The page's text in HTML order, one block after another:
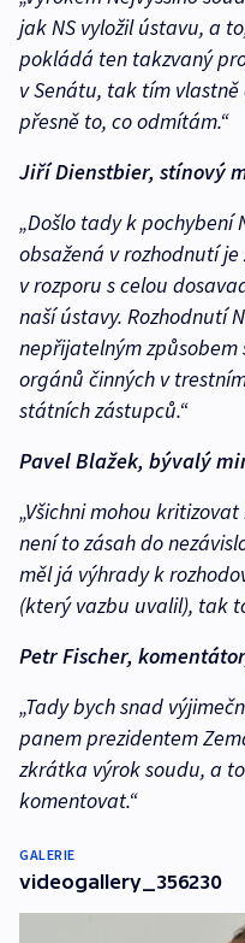
jak NS vyložil ústavu, a
pokládá ten takzvaný
v Senátu, tak tím
přesně to, co odmítám.“
Jiří Dienstbier, stínový
„Došlo tady k pochybení
obsažená v rozhodnutí
v rozporu s celou
naší ústavy. Rozhodnutí
nepřijatelným
orgánů činných v
státních zástupců.“
Pavel Blažek, bývalý
„Všichni mohou
není to zásah do
měl já výhrady k
(který vazbu uvalil), tak
Petr Fischer,
„Tady bych snad
panem prezidentem
zkrátka výrok soudu, a
komentovat.“
GALERIE
videogallery_356230